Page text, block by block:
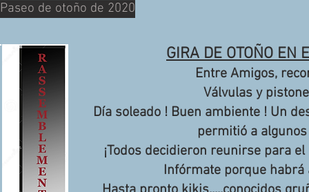
Paseo de otoño de 2020
GIRA DE OTOÑO EN
Entre Amigos,
Válvulas y
Día soleado ! Buen ambiente ! Un
permitió a algunos
¡Todos decidieron reunirse para
Infórmate porque habrá